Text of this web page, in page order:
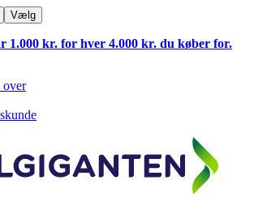
Vælg
1.000 kr. for hver 4.000 kr. du køber for.
over